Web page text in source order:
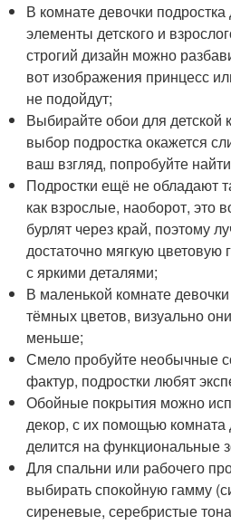
В комнате девочки
элементы детского и
строгий дизайн можно
вот изображения принцесс
не подойдут;
Выбирайте обои для детской
выбор подростка окажется
ваш взгляд, попробуйте
Подростки ещё не обладают
как взрослые, наоборот, это
бурлят через край, поэтому
достаточно мягкую
с яркими деталями;
В маленькой комнате
тёмных цветов, визуально
меньше;
Смело пробуйте необычные
фактур, подростки любят
Обойные покрытия можно
декор, с их помощью комната
делится на функциональные
Для спальни или рабочего
выбирать спокойную гамму
сиреневые, серебристые